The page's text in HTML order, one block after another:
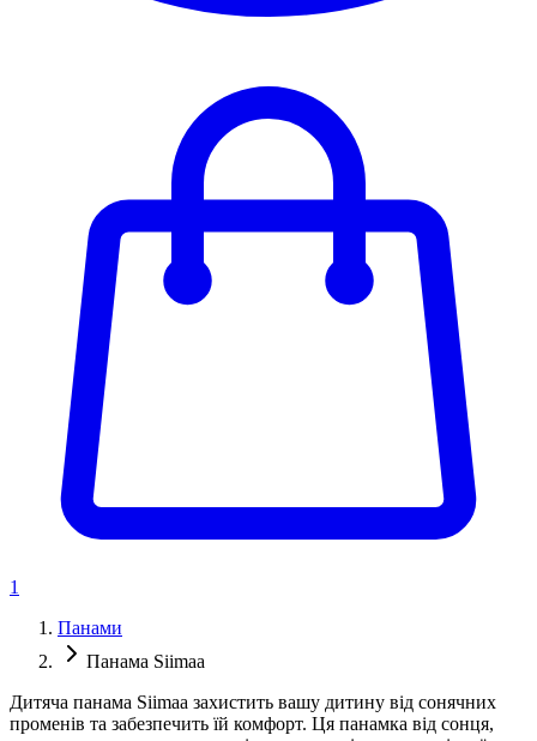
1
Панами
Панама Siimaa
Дитяча панама Siimaa захистить вашу дитину від сонячних
променів та забезпечить їй комфорт. Ця панамка від сонця,